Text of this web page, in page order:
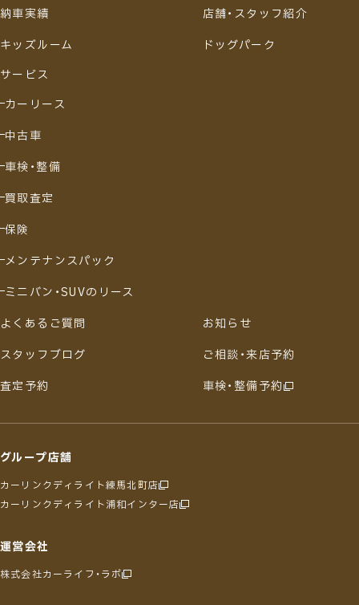
納車実績
店舗・スタッフ紹介
キッズルーム
ドッグパーク
サービス
カーリース
中古車
車検・整備
買取査定
保険
メンテナンスパック
ミニバン・SUVのリース
よくあるご質問
お知らせ
スタッフブログ
ご相談・来店予約
査定予約
車検・整備予約
グループ店舗
カーリンクディライト練馬北町店
カーリンクディライト浦和インター店
運営会社
株式会社カーライフ・ラボ